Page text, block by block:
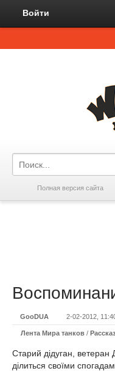
Войти
Полная версия сайта
GooDUA 2-02-2012,
Лента Мира танков /
Старий дідуган, ветеран
ділиться своїми